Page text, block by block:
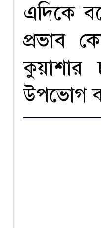
এদিকে
প্রভাব
কুয়াশার
উপভোগ